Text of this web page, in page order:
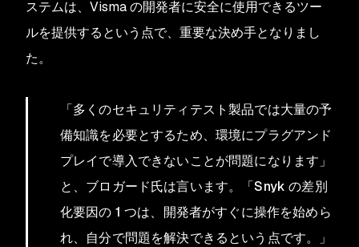
ステムは、Visma の開発者に安全に使用できるツー
ルを提供するという点で、重要な決め手となりまし
た。
「多くのセキュリティテスト製品では大量の予
備知識を必要とするため、環境にプラグアンド
プレイで導入できないことが問題になります」
と、ブロガード氏は言います。「Snyk の差別
化要因の 1 つは、開発者がすぐに操作を始めら
れ、自分で問題を解決できるという点です。」